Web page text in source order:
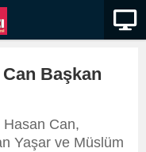
Başkan
Hasan Can,
Yaşar ve Müslüm